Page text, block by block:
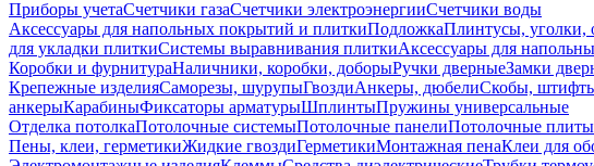
Приборы учетаСчетчики газаСчетчики электроэнергииСчетчики воды
Аксессуары для напольных покрытий и плиткиПодложкаПлинтусы, уголки,
для укладки плиткиСистемы выравнивания плиткиАксессуары для
Коробки и фурнитураНаличники, коробки, доборыРучки дверныеЗамки
Крепежные изделияСаморезы, шурупыГвоздиАнкеры, дюбелиСкобы,
анкерыКарабиныФиксаторы арматурыШплинтыПружины универсальные
Отделка потолкаПотолочные системыПотолочные панелиПотолочные плиты
Пены, клеи, герметикиЖидкие гвоздиГерметикиМонтажная пенаКлеи для